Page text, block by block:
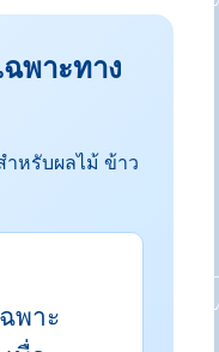
พาะทาง
หรับผลไม้ ข้าว
พาะ